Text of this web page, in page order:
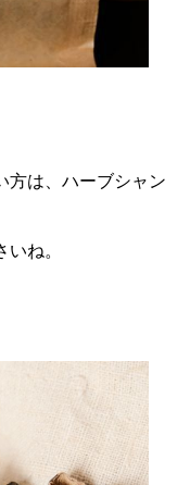
方は、ハーブシャン
ね。